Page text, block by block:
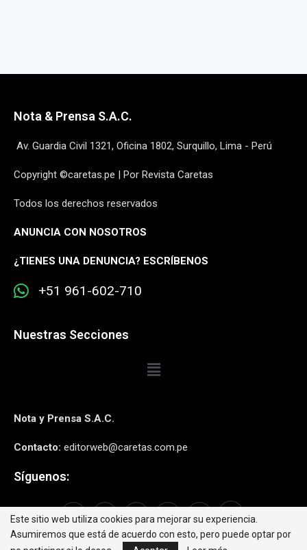
Nota & Prensa S.A.C.
Av. Guardia Civil 1321, Oficina 1802, Surquillo, Lima - Perú
Copyright ©caretas.pe | Por Revista Caretas
Todos los derechos reservados
ANUNCIA CON NOSOTROS
¿TIENES UNA DENUNCIA? ESCRÍBENOS
+51 961-602-710
Nuestras Secciones
Nota y Prensa S.A.C.
Contacto: editorweb@caretas.com.pe
Síguenos:
Este sitio web utiliza cookies para mejorar su experiencia.
Asumiremos que está de acuerdo con esto, pero puede optar por